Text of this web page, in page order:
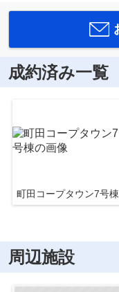
成約済み一覧
町田コープタウン7号棟
周辺施設